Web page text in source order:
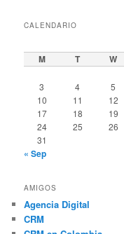
CALENDARIO
M T W
3
4 5
10
11 12
17
18 19
24
25 26
31
« Sep
AMIGOS
Agencia Digital
CRM